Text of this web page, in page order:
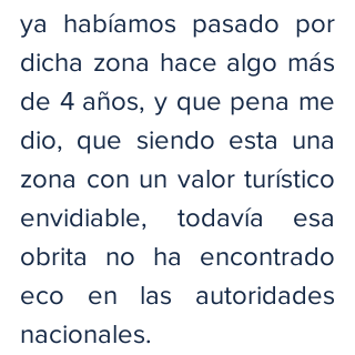
ya habíamos pasado por
dicha zona hace algo más
de 4 años, y que pena me
dio, que siendo esta una
zona con un valor turístico
envidiable, todavía esa
obrita no ha encontrado
eco en las autoridades
nacionales.